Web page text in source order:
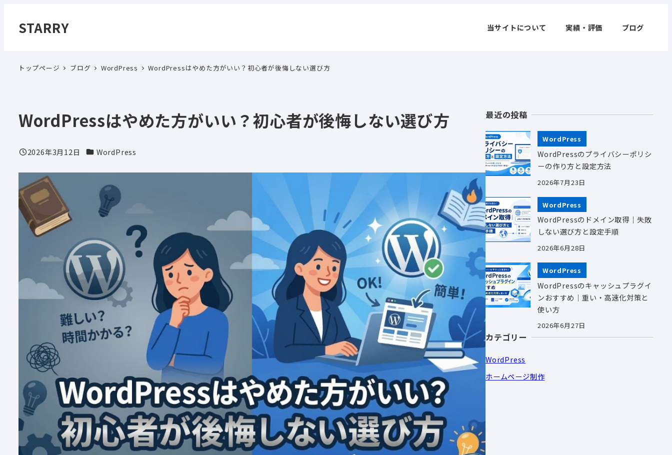
STARRY 当サイトについて 実績・評価 ブログ
トップページ ブログ WordPress WordPressはやめた方がいい？初心者が後悔しない選び方
WordPressはやめた方がいい？初心者が後悔しない選び方
投稿日
2026年3月12日 カテゴリー
WordPress
最近の投稿
WordPress
WordPressのプライバシーポリシ
ーの作り方と設定方法
2026年7月23日
WordPress
WordPressのドメイン取得｜失敗
しない選び方と設定手順
2026年6月28日
WordPress
WordPressのキャッシュプラグイ
ンおすすめ｜重い・高速化対策と
使い方
2026年6月27日
カテゴリー
WordPress
ホームページ制作